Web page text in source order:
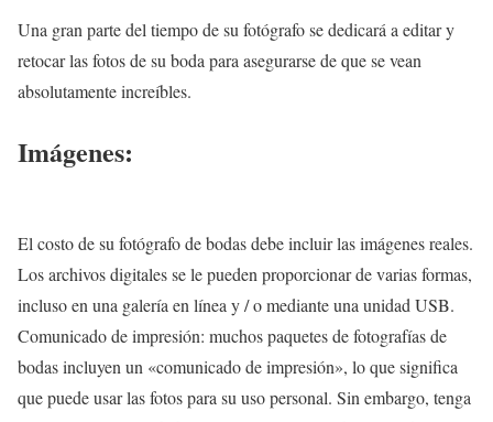
Una gran parte del tiempo de su fotógrafo se dedicará a editar y
retocar las fotos de su boda para asegurarse de que se vean
absolutamente increíbles.
Imágenes:
El costo de su fotógrafo de bodas debe incluir las imágenes reales.
Los archivos digitales se le pueden proporcionar de varias formas,
incluso en una galería en línea y / o mediante una unidad USB.
Comunicado de impresión: muchos paquetes de fotografías de
bodas incluyen un «comunicado de impresión», lo que significa
que puede usar las fotos para su uso personal. Sin embargo, tenga